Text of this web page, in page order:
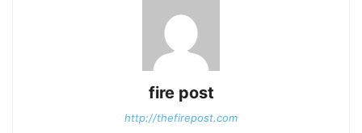
fire post
http://thefirepost.com